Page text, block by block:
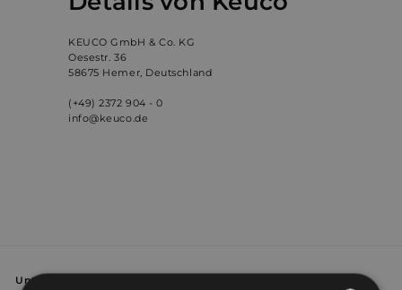
KEUCO GmbH & Co. KG
Oesestr. 36
58675 Hemer, Deutschland
(+49) 2372 904 - 0
info@keuco.de
Unternehmen